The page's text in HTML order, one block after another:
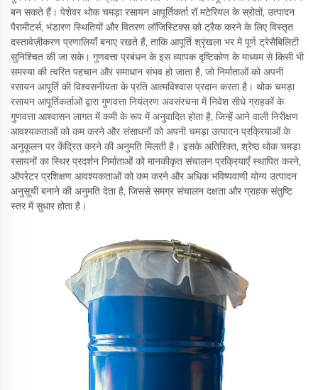
बन सकते हैं। पेशेवर थोक चमड़ा रसायन आपूर्तिकर्ता रॉ मटेरियल के स्रोतों, उत्पादन
पैरामीटर्स, भंडारण स्थितियों और वितरण लॉजिस्टिक्स को ट्रैक करने के लिए विस्तृत
दस्तावेज़ीकरण प्रणालियाँ बनाए रखते हैं, ताकि आपूर्ति श्रृंखला भर में पूर्ण ट्रेसैबिलिटी
सुनिश्चित की जा सके। गुणवत्ता प्रबंधन के इस व्यापक दृष्टिकोण के माध्यम से किसी भी
समस्या की त्वरित पहचान और समाधान संभव हो जाता है, जो निर्माताओं को अपनी
रसायन आपूर्ति की विश्वसनीयता के प्रति आत्मविश्वास प्रदान करता है। थोक चमड़ा
रसायन आपूर्तिकर्ताओं द्वारा गुणवत्ता नियंत्रण अवसंरचना में निवेश सीधे ग्राहकों के
गुणवत्ता आश्वासन लागत में कमी के रूप में अनुवादित होता है, जिन्हें आने वाली निरीक्षण
आवश्यकताओं को कम करने और संसाधनों को अपनी चमड़ा उत्पादन प्रक्रियाओं के
अनुकूलन पर केंद्रित करने की अनुमति मिलती है। इसके अतिरिक्त, श्रेष्ठ थोक चमड़ा
रसायनों का स्थिर प्रदर्शन निर्माताओं को मानकीकृत संचालन प्रक्रियाएँ स्थापित करने,
ऑपरेटर प्रशिक्षण आवश्यकताओं को कम करने और अधिक भविष्यवाणी योग्य उत्पादन
अनुसूची बनाने की अनुमति देता है, जिससे समग्र संचालन दक्षता और ग्राहक संतुष्टि
स्तर में सुधार होता है।